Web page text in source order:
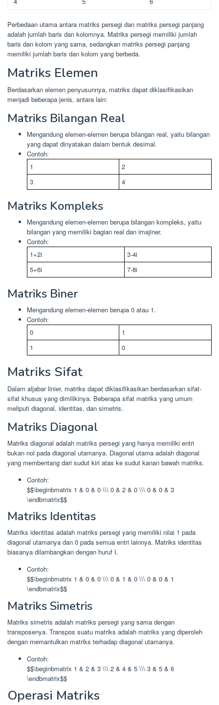
Perbedaan utama antara matriks persegi dan matriks persegi panjang
adalah jumlah baris dan kolomnya. Matriks persegi memiliki jumlah
baris dan kolom yang sama, sedangkan matriks persegi panjang
memiliki jumlah baris dan kolom yang berbeda.
Matriks Elemen
Berdasarkan elemen penyusunnya, matriks dapat diklasifikasikan
menjadi beberapa jenis, antara lain:
Matriks Bilangan Real
Mengandung elemen-elemen berupa bilangan real, yaitu bilangan
yang dapat dinyatakan dalam bentuk desimal.
Contoh:
1
2
3
4
Matriks Kompleks
Mengandung elemen-elemen berupa bilangan kompleks, yaitu
bilangan yang memiliki bagian real dan imajiner.
Contoh:
1+2i
3-4i
5+6i
7-8i
Matriks Biner
Mengandung elemen-elemen berupa 0 atau 1.
Contoh:
0
1
1
0
Matriks Sifat
Dalam aljabar linier, matriks dapat diklasifikasikan berdasarkan sifat-
sifat khusus yang dimilikinya. Beberapa sifat matriks yang umum
meliputi diagonal, identitas, dan simetris.
Matriks Diagonal
Matriks diagonal adalah matriks persegi yang hanya memiliki entri
bukan nol pada diagonal utamanya. Diagonal utama adalah diagonal
yang membentang dari sudut kiri atas ke sudut kanan bawah matriks.
Contoh:
$$\beginbmatrix 1 & 0 & 0 \\\ 0 & 2 & 0 \\\ 0 & 0 & 3
\endbmatrix$$
Matriks Identitas
Matriks identitas adalah matriks persegi yang memiliki nilai 1 pada
diagonal utamanya dan 0 pada semua entri lainnya. Matriks identitas
biasanya dilambangkan dengan huruf I.
Contoh:
$$\beginbmatrix 1 & 0 & 0 \\\ 0 & 1 & 0 \\\ 0 & 0 & 1
\endbmatrix$$
Matriks Simetris
Matriks simetris adalah matriks persegi yang sama dengan
transposenya. Transpos suatu matriks adalah matriks yang diperoleh
dengan memantulkan matriks terhadap diagonal utamanya.
Contoh:
$$\beginbmatrix 1 & 2 & 3 \\\ 2 & 4 & 5 \\\ 3 & 5 & 6
\endbmatrix$$
Operasi Matriks